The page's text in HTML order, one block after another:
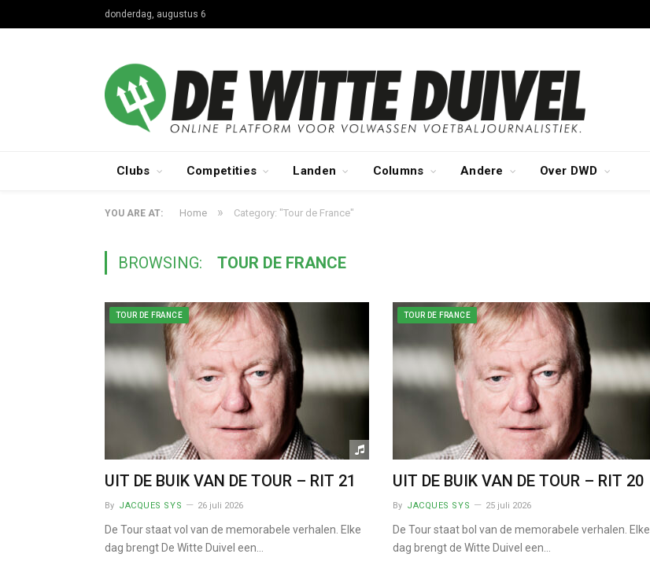
donderdag, augustus 6
Clubs Competities Landen Columns Andere Over DWD
YOU ARE AT: Home » Category: "Tour de France"
BROWSING: TOUR DE FRANCE
TOUR DE FRANCE
UIT DE BUIK VAN DE TOUR – RIT 21
By JACQUES SYS 26 juli 2026
De Tour staat vol van de memorabele verhalen. Elke
dag brengt De Witte Duivel een…
TOUR DE FRANCE
UIT DE BUIK VAN DE TOUR – RIT 20
By JACQUES SYS 25 juli 2026
De Tour staat bol van de memorabele verhalen. Elke
dag brengt de Witte Duivel een…